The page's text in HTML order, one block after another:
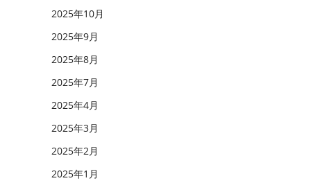
2025年10月
2025年9月
2025年8月
2025年7月
2025年4月
2025年3月
2025年2月
2025年1月